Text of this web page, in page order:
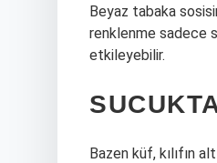
Beyaz tabaka
renklenme sadece
etkileyebilir.
Bazen küf, kılıfın